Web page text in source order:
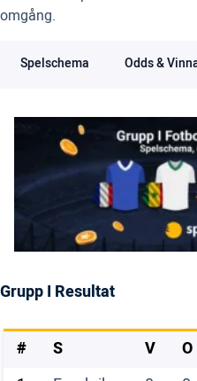
omgång.
Spelschema Odds &
Grupp I Resultat
# S V O